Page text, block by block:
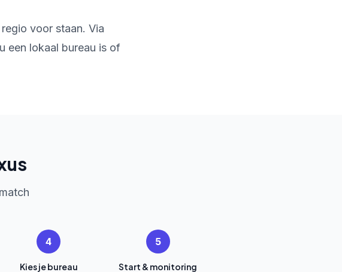
voor staan. Via
een lokaal bureau is of
4
Kies je bureau
5
Start & monitoring